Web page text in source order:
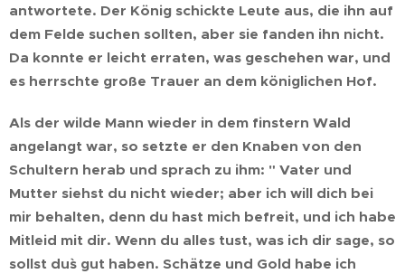
antwortete. Der König schickte Leute aus, die ihn auf
dem Felde suchen sollten, aber sie fanden ihn nicht.
Da konnte er leicht erraten, was geschehen war, und
es herrschte große Trauer an dem königlichen Hof.
Als der wilde Mann wieder in dem finstern Wald
angelangt war, so setzte er den Knaben von den
Schultern herab und sprach zu ihm: " Vater und
Mutter siehst du nicht wieder; aber ich will dich bei
mir behalten, denn du hast mich befreit, und ich habe
Mitleid mit dir. Wenn du alles tust, was ich dir sage, so
sollst du`s gut haben. Schätze und Gold habe ich